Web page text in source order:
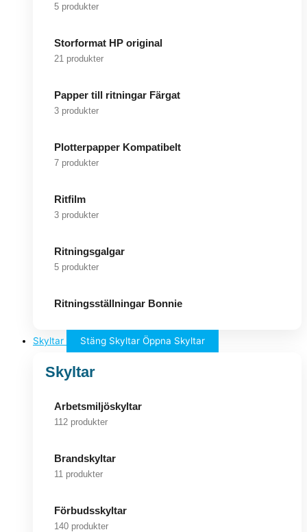
5 produkter
Storformat HP original
21 produkter
Papper till ritningar Färgat
3 produkter
Plotterpapper Kompatibelt
7 produkter
Ritfilm
3 produkter
Ritningsgalgar
5 produkter
Ritningsställningar Bonnie
Skyltar Stäng Skyltar Öppna Skyltar
Skyltar
Arbetsmiljöskyltar
112 produkter
Brandskyltar
11 produkter
Förbudsskyltar
140 produkter